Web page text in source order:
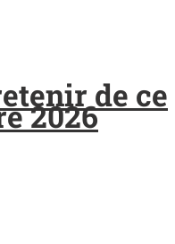
de ce
2026